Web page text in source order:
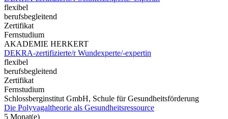
flexibel
berufsbegleitend
Zertifikat
Fernstudium
AKADEMIE HERKERT
DEKRA-zertifizierte/r Wundexperte/-expertin
flexibel
berufsbegleitend
Zertifikat
Fernstudium
Schlossberginstitut GmbH, Schule für Gesundheitsförderung
Die Polyvagaltheorie als Gesundheitsressource
5 Monat(e)